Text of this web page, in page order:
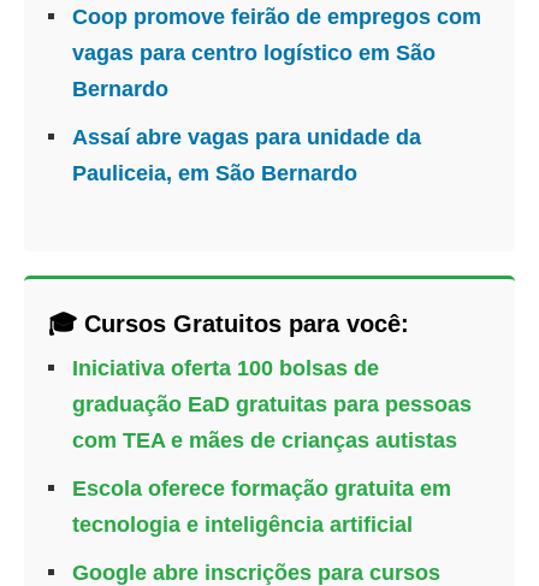
Coop promove feirão de empregos com
vagas para centro logístico em São
Bernardo
Assaí abre vagas para unidade da
Pauliceia, em São Bernardo
🎓 Cursos Gratuitos para você:
Iniciativa oferta 100 bolsas de
graduação EaD gratuitas para pessoas
com TEA e mães de crianças autistas
Escola oferece formação gratuita em
tecnologia e inteligência artificial
Google abre inscrições para cursos